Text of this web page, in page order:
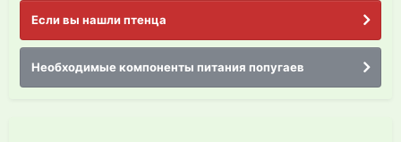
Если вы нашли птенца
Необходимые компоненты питания попугаев